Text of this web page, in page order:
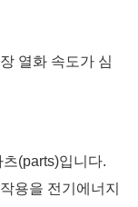
열화 속도가 심
(parts)입니다.
용을 전기에너지